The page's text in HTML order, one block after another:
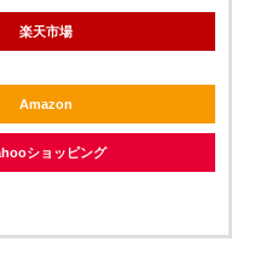
楽天市場
Amazon
ショッピング